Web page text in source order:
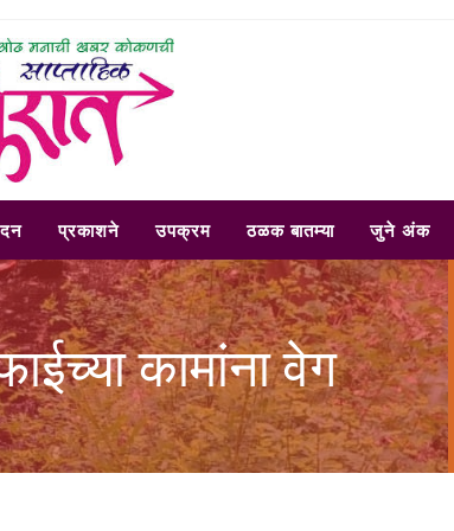
प्रकाशने उपक्रम ठळक बातम्या जुने अंक
कामांना वेग